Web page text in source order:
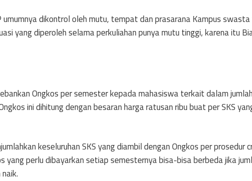
umumnya dikontrol oleh mutu, tempat dan prasarana Kampus
yang diperoleh selama perkuliahan punya mutu tinggi, karena itu
Ongkos per semester kepada mahasiswa terkait dalam jumlah
ini dihitung dengan besaran harga ratusan ribu buat per SKS
keseluruhan SKS yang diambil dengan Ongkos per prosedur
yang perlu dibayarkan setiap semesternya bisa-bisa berbeda jika